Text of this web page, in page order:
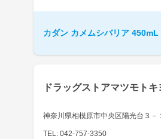
カダン カメムシバリア 450mL
ドラッグストアマツモト
神奈川県相模原市中央区陽光台３－
TEL: 042-757-3350